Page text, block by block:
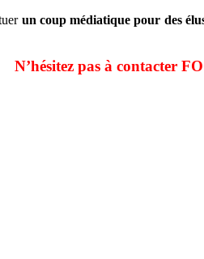
un coup médiatique pour des
N’hésitez pas à contacter